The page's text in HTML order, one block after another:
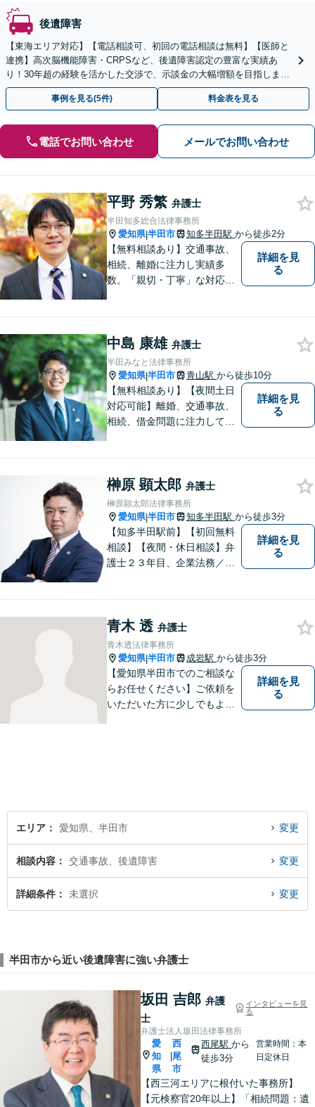
後遺障害
【東海エリア対応】【電話相談可、初回の電話相談は無料】【医師と
連携】高次脳機能障害・CRPSなど、後遺障害認定の豊富な実績あ
り！30年超の経験を活かした交渉で、示談金の大幅増額を目指しま
す。示談金無料診断サービスあり【夜間休日対応】
事例を見る(5件) 料金表を見る
電話でお問い合わせ メールでお問い合わせ
平野 秀繁 弁護士
半田知多総合法律事務所
愛知県|半田市 知多半田駅 から徒歩2分
【無料相談あり】交通事故、
相続、離婚に注力し実績多
数。「親切・丁寧」な対応
詳細を見
る
中島 康雄 弁護士
半田みなと法律事務所
愛知県|半田市 青山駅 から徒歩10分
【無料相談あり】【夜間土日
対応可能】離婚、交通事故、
相続、借金問題に注力してお
詳細を見
る
榊原 顕太郎 弁護士
榊原顕太郎法律事務所
愛知県|半田市 知多半田駅 から徒歩3分
【知多半田駅前】【初回無料
相談】【夜間・休日相談】弁
護士２３年目、企業法務／交
護士が、事業経営を強力サポ
ートいたします！【ネット予
約可】【駐車場あり】【見積
無料】
詳細を見
る
青木 透 弁護士
青木透法律事務所
愛知県|半田市 成岩駅 から徒歩3分
【愛知県半田市でのご相談な
らお任せください】ご依頼を
いただいた方に少しでもよい
詳細を見
る
エリア 愛知県、半田市 変更
相談内容 交通事故、後遺障害 変更
詳細条件 未選択 変更
半田市から近い後遺障害に強い弁護士
坂田 吉郎 弁護
士
インタビューを見
る
弁護士法人坂田法律事務所
愛
知
県
西
尾
市
西尾駅から
徒歩3分
営業時間：本
日定休日
【西三河エリアに根付いた事務所】
【元検察官20年以上】「相続問題：遺